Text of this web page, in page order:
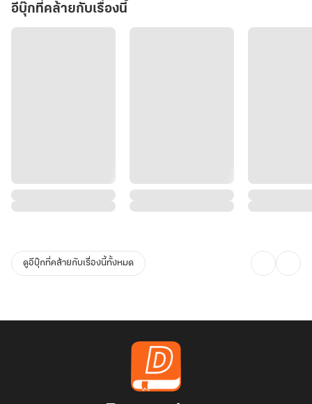
อีบุ๊กที่คล้ายกับเรื่องนี้
ดูอีบุ๊กที่คล้ายกับเรื่องนี้ทั้งหมด